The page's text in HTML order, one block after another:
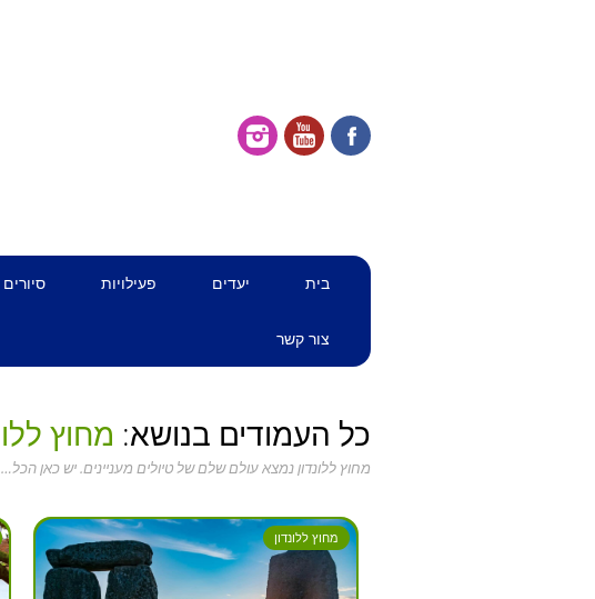
תפריט ראשי
דילוג
בית יעדים פעילויות סיורים
צור קשר
כל העמודים בנושא: מחוץ
מחוץ ללונדון נמצא עולם שלם של טיולים מעניינים. יש כאן
מחוץ ללונדון